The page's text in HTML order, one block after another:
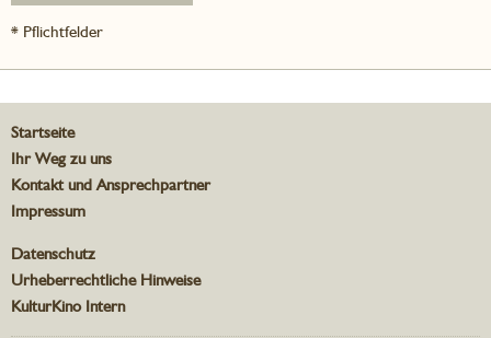
* Pflichtfelder
Startseite
Ihr Weg zu uns
Kontakt und Ansprechpartner
Impressum
Datenschutz
Urheberrechtliche Hinweise
KulturKino Intern